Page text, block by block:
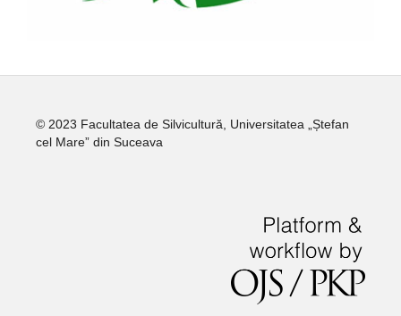
© 2023 Facultatea de Silvicultură, Universitatea „Ștefan
cel Mare” din Suceava